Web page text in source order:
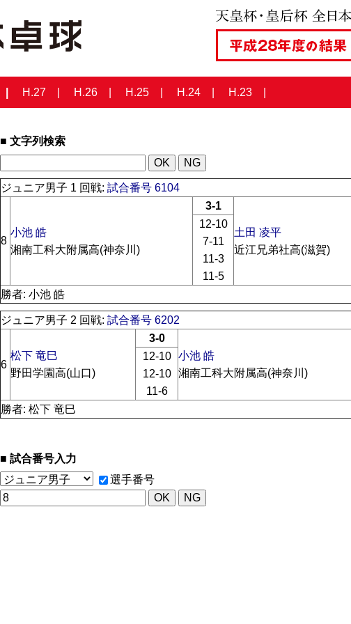
H.27 H.26 H.25 H.24 H.23
文字列検索
ジュニア男子 1 回戦: 試合番号 6104
8
小池 皓
湘南工科大附属高(神奈川)
3-1
土田 凌平
近江兄弟社高(滋賀)
12-10
7-11
11-3
11-5
勝者: 小池 皓
ジュニア男子 2 回戦: 試合番号 6202
6
松下 竜巳
野田学園高(山口)
3-0
小池 皓
湘南工科大附属高(神奈川)
12-10
12-10
11-6
勝者: 松下 竜巳
試合番号入力
選手番号